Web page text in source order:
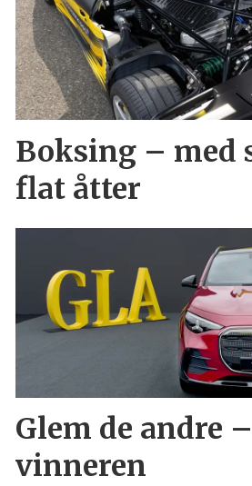
Boksing – med
flat åtter
Glem de andre
vinneren